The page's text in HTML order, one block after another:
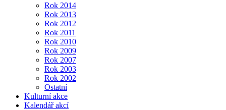
Rok 2014
Rok 2013
Rok 2012
Rok 2011
Rok 2010
Rok 2009
Rok 2007
Rok 2003
Rok 2002
Ostatní
Kulturní akce
Kalendář akcí